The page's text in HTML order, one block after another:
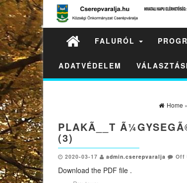
FALURÓL
ADATVÉDELEM
Home »
PLAKÃ__T
(3)
2020-03-17 admin.cserepvaralja Off
Download the PDF file .